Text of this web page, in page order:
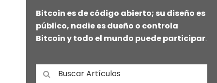
Bitcoin es de código abierto; su diseño es
público, nadie es dueño o controla
Bitcoin y todo el mundo puede participar.